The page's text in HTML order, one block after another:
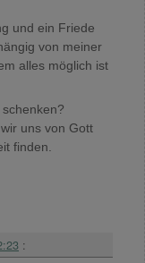
und ein Friede
von meiner
alles möglich ist
uns von Gott
finden.
: